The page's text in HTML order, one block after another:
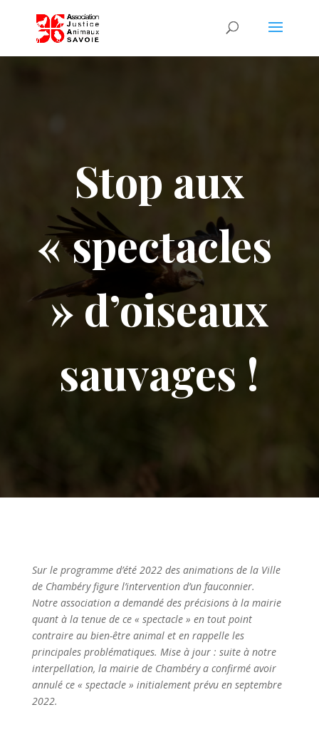
Stop aux
« spectacles
» d’oiseaux
sauvages !
Sur le programme d’été 2022 des animations de la Ville
de Chambéryfigure l’intervention d’un fauconnier.
Notre association a demandé des précisions à la mairie
quant à la tenue de ce « spectacle » en tout point
contraire au bien-être animal et en rappelle les
principales problématiques. Mise à jour : suite à notre
interpellation, la mairie de Chambéry a confirmé avoir
annulé ce « spectacle » initialement prévu en septembre
2022.